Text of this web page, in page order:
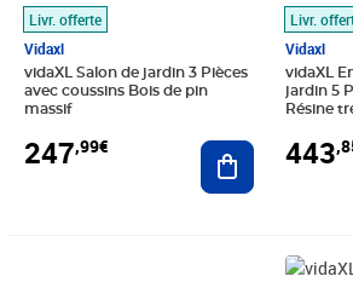
Livr. offerte
Vidaxl
vidaXL Salon de jardin 3 Pièces
avec coussins Bois de pin
massif
247,99€ Ajouter au
Livr.
Vidaxl
vidaXL
jardin 5
Résine
443
Prix
Prix